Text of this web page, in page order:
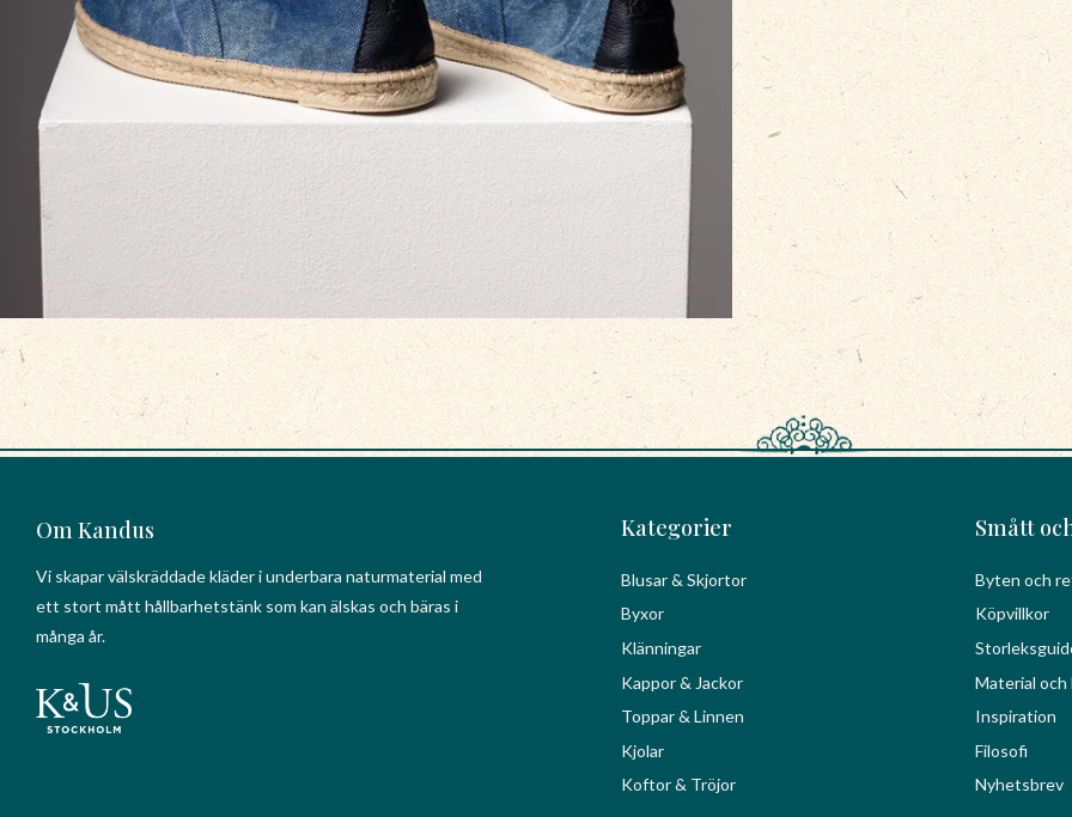
Om Kandus
Vi skapar välskräddade kläder i underbara naturmaterial med
ett stort mått hållbarhetstänk som kan älskas och bäras i
många år.
Kategorier
Blusar & Skjortor
Byxor
Klänningar
Kappor & Jackor
Toppar & Linnen
Kjolar
Koftor & Tröjor
Smått
Byten och
Köpvillkor
Material och
Inspiration
Filosofi
Nyhetsbrev